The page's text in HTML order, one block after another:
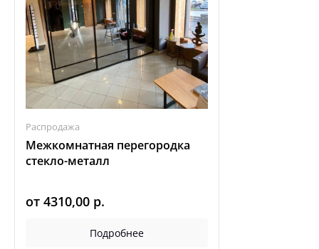
Распродажа
Межкомнатная перегородка
стекло-металл
от 4310,00 р.
Подробнее